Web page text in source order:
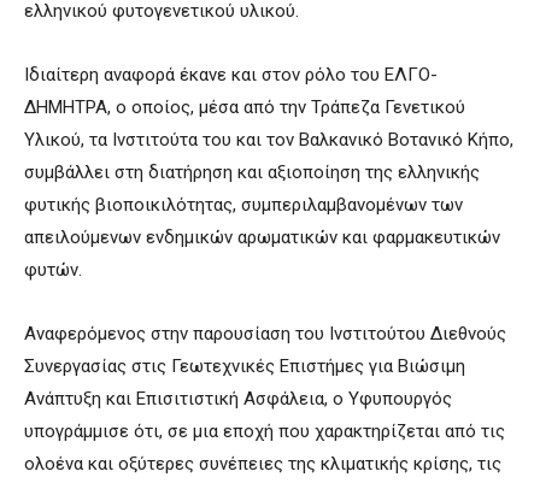
ελληνικού φυτογενετικού υλικού.
Ιδιαίτερη αναφορά έκανε και στον ρόλο του ΕΛΓΟ-
ΔΗΜΗΤΡΑ, ο οποίος, μέσα από την Τράπεζα Γενετικού
Υλικού, τα Ινστιτούτα του και τον Βαλκανικό Βοτανικό Κήπο,
συμβάλλει στη διατήρηση και αξιοποίηση της ελληνικής
φυτικής βιοποικιλότητας, συμπεριλαμβανομένων των
απειλούμενων ενδημικών αρωματικών και φαρμακευτικών
φυτών.
Αναφερόμενος στην παρουσίαση του Ινστιτούτου Διεθνούς
Συνεργασίας στις Γεωτεχνικές Επιστήμες για Βιώσιμη
Ανάπτυξη και Επισιτιστική Ασφάλεια, ο Υφυπουργός
υπογράμμισε ότι, σε μια εποχή που χαρακτηρίζεται από τις
ολοένα και οξύτερες συνέπειες της κλιματικής κρίσης, τις